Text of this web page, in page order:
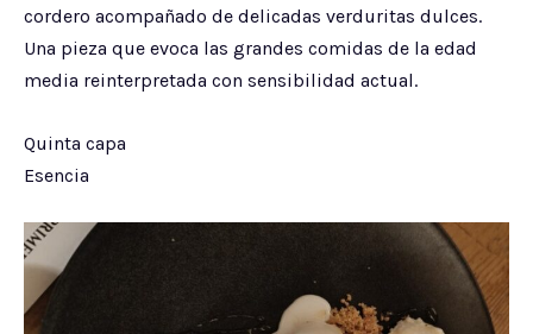
cordero acompañado de delicadas verduritas dulces.
Una pieza que evoca las grandes comidas de la edad
media reinterpretada con sensibilidad actual.
Quinta capa
Esencia